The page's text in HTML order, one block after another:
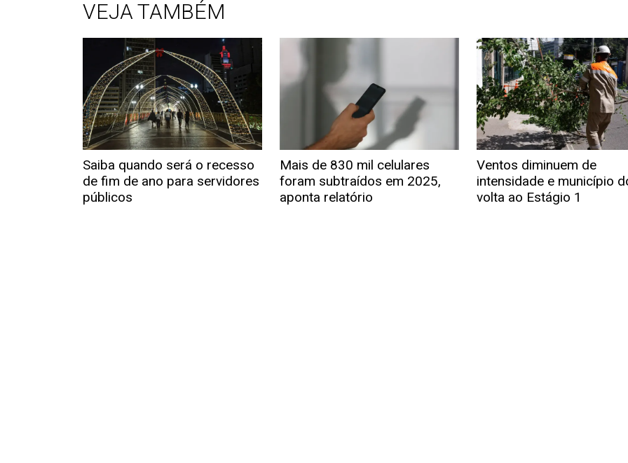
VEJA TAMBÉM
Saiba quando será o recesso
de fim de ano para servidores
públicos
Mais de 830 mil celulares
foram subtraídos em 2025,
aponta relatório
Ventos diminuem de
intensidade e município
volta ao Estágio 1